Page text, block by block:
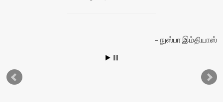
நுஸ்பா இம்தியாஸ்